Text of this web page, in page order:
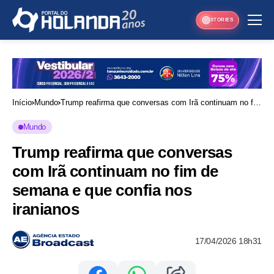
STORIES
Início Mundo Trump reafirma que conversas com Irã continuam no fim
Mundo
Trump reafirma que conversas
com Irã continuam no fim de
semana e que confia nos
iranianos
17/04/2026 18h31